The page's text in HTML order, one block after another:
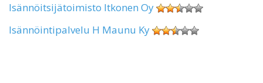
Isännöitsijätoimisto Itkonen Oy
Isännöintipalvelu H Maunu Ky